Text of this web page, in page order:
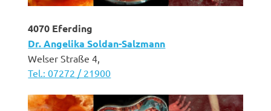
4070 Eferding
Dr. Angelika Soldan-Salzmann
Welser Straße 4,
Tel.: 07272 / 21900